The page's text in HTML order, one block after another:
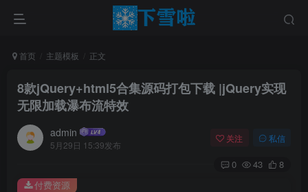
首页 主题模板 正文
8款jQuery+html5合集源码打包下载 |jQuery实现
无限加载瀑布流特效
admin
5月29日 15:39发布
关注 私信
0 43 8
付费资源